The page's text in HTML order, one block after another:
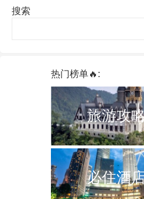
搜索
热门榜单🔥:
旅游攻
必住酒